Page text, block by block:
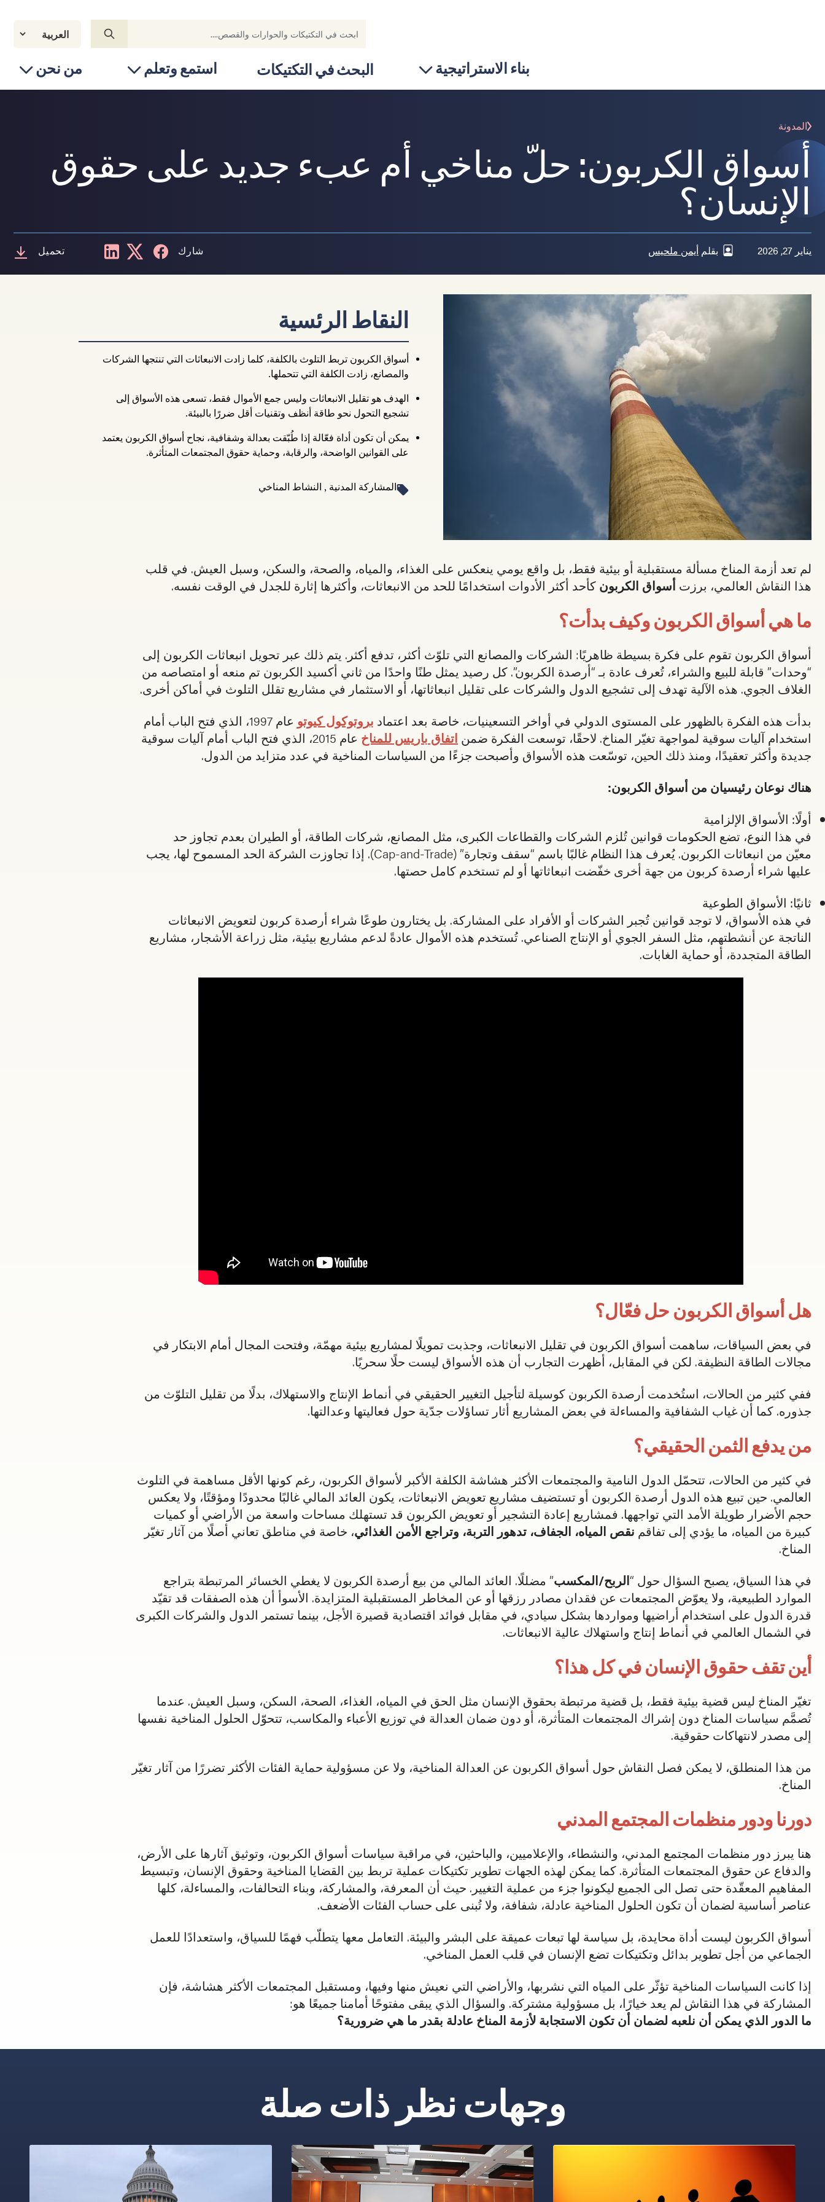
بناء الاستراتيجية البحث في التكتيكات استمع وتعلم من نحن
المدونة
أسواق الكربون: حلّ مناخي أم عبء جديد على حقوق
الإنسان؟
يناير 27, 2026 بقلم أيمن ملحيس شارك تحميل
النقاط الرئسية
أسواق الكربون تربط التلوث بالكلفة، كلما زادت الانبعاثات التي تنتجها الشركات
والمصانع، زادت الكلفة التي تتحملها.
الهدف هو تقليل الانبعاثات وليس جمع الأموال فقط، تسعى هذه الأسواق إلى
تشجيع التحول نحو طاقة أنظف وتقنيات أقل ضررًا بالبيئة.
يمكن أن تكون أداة فعّالة إذا طُبّقت بعدالة وشفافية، نجاح أسواق الكربون يعتمد
على القوانين الواضحة، والرقابة، وحماية حقوق المجتمعات المتأثرة.
المشاركة المدنية , النشاط المناخي
لم تعد أزمة المناخ مسألة مستقبلية أو بيئية فقط، بل واقع يومي ينعكس على الغذاء، والمياه، والصحة، والسكن، وسبل العيش. في قلب
هذا النقاش العالمي، برزت أسواق الكربون كأحد أكثر الأدوات استخدامًا للحد من الانبعاثات، وأكثرها إثارة للجدل في الوقت نفسه.
ما هي أسواق الكربون وكيف بدأت؟
أسواق الكربون تقوم على فكرة بسيطة ظاهريًا: الشركات والمصانع التي تلوّث أكثر، تدفع أكثر. يتم ذلك عبر تحويل انبعاثات الكربون إلى
“وحدات” قابلة للبيع والشراء، تُعرف عادة بـ “أرصدة الكربون”. كل رصيد يمثل طنًا واحدًا من ثاني أكسيد الكربون تم منعه أو امتصاصه من
الغلاف الجوي. هذه الآلية تهدف إلى تشجيع الدول والشركات على تقليل انبعاثاتها، أو الاستثمار في مشاريع تقلل التلوث في أماكن أخرى.
بدأت هذه الفكرة بالظهور على المستوى الدولي في أواخر التسعينيات، خاصة بعد اعتماد بروتوكول كيوتو
عام 1997، الذي فتح الباب أمام
استخدام آليات سوقية لمواجهة تغيّر المناخ. لاحقًا، توسعت الفكرة ضمن اتفاق باريس للمناخ
عام 2015، الذي فتح الباب أمام آليات سوقية
جديدة وأكثر تعقيدًا، ومنذ ذلك الحين، توسّعت هذه الأسواق وأصبحت جزءًا من السياسات المناخية في عدد متزايد من الدول.
هناك نوعان رئيسيان من أسواق الكربون:
أولًا: الأسواق الإلزامية
في هذا النوع، تضع الحكومات قوانين تُلزم الشركات والقطاعات الكبرى، مثل المصانع، شركات الطاقة، أو الطيران بعدم تجاوز حد
معيّن من انبعاثات الكربون. يُعرف هذا النظام غالبًا باسم “سقف وتجارة” (Cap-and-Trade). إذا تجاوزت الشركة الحد المسموح لها، يجب
عليها شراء أرصدة كربون من جهة أخرى خفّضت انبعاثاتها أو لم تستخدم كامل حصتها.
ثانيًا: الأسواق الطوعية
في هذه الأسواق، لا توجد قوانين تُجبر الشركات أو الأفراد على المشاركة. بل يختارون طوعًا شراء أرصدة كربون لتعويض الانبعاثات
الناتجة عن أنشطتهم، مثل السفر الجوي أو الإنتاج الصناعي. تُستخدم هذه الأموال عادةً لدعم مشاريع بيئية، مثل زراعة الأشجار، مشاريع
الطاقة المتجددة، أو حماية الغابات.
هل أسواق الكربون حل فعّال؟
في بعض السياقات، ساهمت أسواق الكربون في تقليل الانبعاثات، وجذبت تمويلًا لمشاريع بيئية مهمّة، وفتحت المجال أمام الابتكار في
مجالات الطاقة النظيفة. لكن في المقابل، أظهرت التجارب أن هذه الأسواق ليست حلًا سحريًا.
ففي كثير من الحالات، استُخدمت أرصدة الكربون كوسيلة لتأجيل التغيير الحقيقي في أنماط الإنتاج والاستهلاك، بدلًا من تقليل التلوّث من
جذوره. كما أن غياب الشفافية والمساءلة في بعض المشاريع أثار تساؤلات جدّية حول فعاليتها وعدالتها.
من يدفع الثمن الحقيقي؟
في كثير من الحالات، تتحمّل الدول النامية والمجتمعات الأكثر هشاشة الكلفة الأكبر لأسواق الكربون، رغم كونها الأقل مساهمة في التلوث
العالمي. حين تبيع هذه الدول أرصدة الكربون أو تستضيف مشاريع تعويض الانبعاثات، يكون العائد المالي غالبًا محدودًا ومؤقتًا، ولا يعكس
حجم الأضرار طويلة الأمد التي تواجهها. فمشاريع إعادة التشجير أو تعويض الكربون قد تستهلك مساحات واسعة من الأراضي أو كميات
كبيرة من المياه، ما يؤدي إلى تفاقم نقص المياه، الجفاف، تدهور التربة، وتراجع الأمن الغذائي، خاصة في مناطق تعاني أصلًا من آثار تغيّر
المناخ.
في هذا السياق، يصبح السؤال حول “الربح/المكسب” مضللًا. العائد المالي من بيع أرصدة الكربون لا يغطي الخسائر المرتبطة بتراجع
الموارد الطبيعية، ولا يعوّض المجتمعات عن فقدان مصادر رزقها أو عن المخاطر المستقبلية المتزايدة. الأسوأ أن هذه الصفقات قد تقيّد
قدرة الدول على استخدام أراضيها ومواردها بشكل سيادي، في مقابل فوائد اقتصادية قصيرة الأجل، بينما تستمر الدول والشركات الكبرى
في الشمال العالمي في أنماط إنتاج واستهلاك عالية الانبعاثات.
أين تقف حقوق الإنسان في كل هذا؟
تغيّر المناخ ليس قضية بيئية فقط، بل قضية مرتبطة بحقوق الإنسان مثل الحق في المياه، الغذاء، الصحة، السكن، وسبل العيش. عندما
تُصمَّم سياسات المناخ دون إشراك المجتمعات المتأثرة، أو دون ضمان العدالة في توزيع الأعباء والمكاسب، تتحوّل الحلول المناخية نفسها
إلى مصدر لانتهاكات حقوقية.
من هذا المنطلق، لا يمكن فصل النقاش حول أسواق الكربون عن العدالة المناخية، ولا عن مسؤولية حماية الفئات الأكثر تضررًا من آثار تغيّر
المناخ.
دورنا ودور منظمات المجتمع المدني
هنا يبرز دور منظمات المجتمع المدني، والنشطاء، والإعلاميين، والباحثين، في مراقبة سياسات أسواق الكربون، وتوثيق آثارها على الأرض،
والدفاع عن حقوق المجتمعات المتأثرة. كما يمكن لهذه الجهات تطوير تكتيكات عملية تربط بين القضايا المناخية وحقوق الإنسان، وتبسيط
المفاهيم المعقّدة حتى تصل الى الجميع ليكونوا جزء من عملية التغيير. حيث أن المعرفة، والمشاركة، وبناء التحالفات، والمساءلة، كلها
عناصر أساسية لضمان أن تكون الحلول المناخية عادلة، شفافة، ولا تُبنى على حساب الفئات الأضعف.
أسواق الكربون ليست أداة محايدة، بل سياسة لها تبعات عميقة على البشر والبيئة. التعامل معها يتطلّب فهمًا للسياق، واستعدادًا للعمل
الجماعي من أجل تطوير بدائل وتكتيكات تضع الإنسان في قلب العمل المناخي.
إذا كانت السياسات المناخية تؤثّر على المياه التي نشربها، والأراضي التي نعيش منها وفيها، ومستقبل المجتمعات الأكثر هشاشة، فإن
المشاركة في هذا النقاش لم يعد خيارًا، بل مسؤولية مشتركة. والسؤال الذي يبقى مفتوحًا أمامنا جميعًا هو:
ما الدور الذي يمكن أن نلعبه لضمان أن تكون الاستجابة لأزمة المناخ عادلة بقدر ما هي ضرورية؟
وجهات نظر ذات صلة